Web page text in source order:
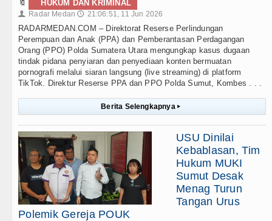
🔖 HUKUM DAN KRIMINAL
👤 Radar Medan 🕔 21:06:51, 11 Jun 2026
RADARMEDAN.COM – Direktorat Reserse Perlindungan
Perempuan dan Anak (PPA) dan Pemberantasan Perdagangan
Orang (PPO) Polda Sumatera Utara mengungkap kasus dugaan
tindak pidana penyiaran dan penyediaan konten bermuatan
pornografi melalui siaran langsung (live streaming) di platform
TikTok. Direktur Reserse PPA dan PPO Polda Sumut, Kombes . . .
Berita Selengkapnya ▸
USU Dinilai
Kebablasan, Tim
Hukum MUKI
Sumut Desak
Menag Turun
Tangan Urus
Polemik Gereja POUK